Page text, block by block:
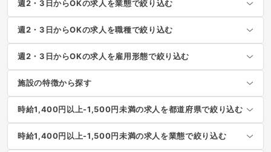
週2・3日からOKの求人を業態で絞り込む
週2・3日からOKの求人を職種で絞り込む
週2・3日からOKの求人を雇用形態で絞り込む
施設の特徴から探す
時給1,400円以上-1,500円未満の求人を都道府県で絞り込む
時給1,400円以上-1,500円未満の求人を業態で絞り込む